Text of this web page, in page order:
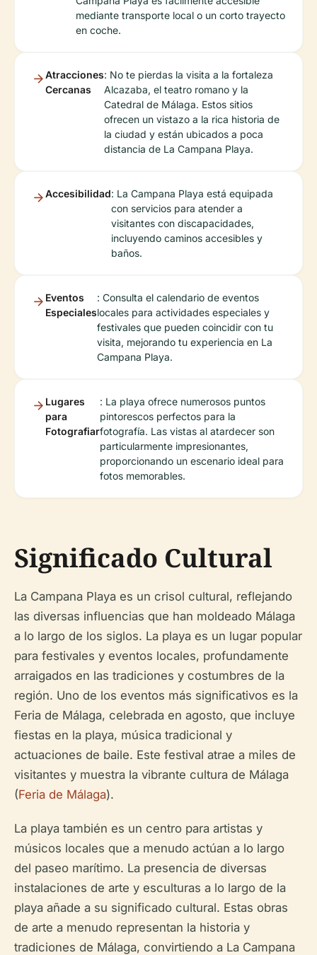
mediante transporte local o un corto trayecto
en coche.
Atracciones
Cercanas
: No te pierdas la visita a la fortaleza
Alcazaba, el teatro romano y la
Catedral de Málaga. Estos sitios
ofrecen un vistazo a la rica historia de
la ciudad y están ubicados a poca
distancia de La Campana Playa.
Accesibilidad: La Campana Playa está equipada
con servicios para atender a
visitantes con discapacidades,
incluyendo caminos accesibles y
baños.
Eventos
Especiales
: Consulta el calendario de eventos
locales para actividades especiales y
festivales que pueden coincidir con tu
visita, mejorando tu experiencia en La
Campana Playa.
Lugares
para
Fotografiar
: La playa ofrece numerosos puntos
pintorescos perfectos para la
fotografía. Las vistas al atardecer son
particularmente impresionantes,
proporcionando un escenario ideal para
fotos memorables.
Significado Cultural
La Campana Playa es un crisol cultural, reflejando
las diversas influencias que han moldeado Málaga
a lo largo de los siglos. La playa es un lugar popular
para festivales y eventos locales, profundamente
arraigados en las tradiciones y costumbres de la
región. Uno de los eventos más significativos es la
Feria de Málaga, celebrada en agosto, que incluye
fiestas en la playa, música tradicional y
actuaciones de baile. Este festival atrae a miles de
visitantes y muestra la vibrante cultura de Málaga
(Feria de Málaga).
La playa también es un centro para artistas y
músicos locales que a menudo actúan a lo largo
del paseo marítimo. La presencia de diversas
instalaciones de arte y esculturas a lo largo de la
playa añade a su significado cultural. Estas obras
de arte a menudo representan la historia y
tradiciones de Málaga, convirtiendo a La Campana